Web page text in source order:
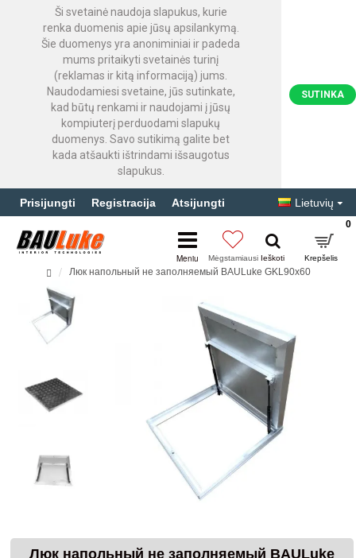
Ši svetainė naudoja slapukus, kurie
renka duomenis apie jūsų apsilankymą.
Šie duomenys yra anoniminiai ir padeda
mums pritaikyti svetainės turinį
(reklamas ir kitą informaciją) jums.
Naudodamiesi svetaine, jūs sutinkate,
kad būtų renkami ir naudojami į jūsų
kompiuterį perduodami slapukų
duomenys. Savo sutikimą galite bet
kada atšaukti ištrindami išsaugotus
slapukus.
SUTINKA
Prisijungti Registracija Atsijungti Lietuvių
0
Люк напольный не заполняемый BAULuke GKL90x60
Люк напольный не заполняемый BAULuke